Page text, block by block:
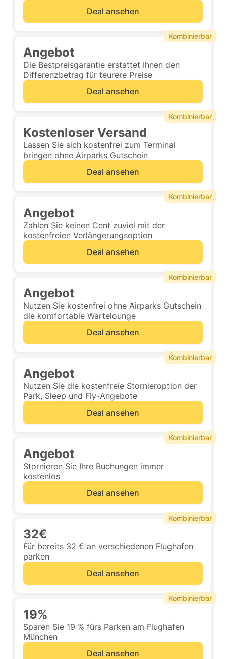
Deal ansehen
Angebot
Die Bestpreisgarantie erstattet Ihnen den
Differenzbetrag für teurere Preise
Deal ansehen
Kombinierbar
Kostenloser Versand
Lassen Sie sich kostenfrei zum Terminal
bringen ohne Airparks Gutschein
Deal ansehen
Kombinierbar
Angebot
Zahlen Sie keinen Cent zuviel mit der
kostenfreien Verlängerungsoption
Deal ansehen
Kombinierbar
Angebot
Nutzen Sie kostenfrei ohne Airparks Gutschein
die komfortable Wartelounge
Deal ansehen
Kombinierbar
Angebot
Nutzen Sie die kostenfreie Stornieroption der
Park, Sleep und Fly-Angebote
Deal ansehen
Kombinierbar
Angebot
Stornieren Sie Ihre Buchungen immer
kostenlos
Deal ansehen
Kombinierbar
32€
Für bereits 32 € an verschiedenen Flughafen
parken
Deal ansehen
Kombinierbar
19%
Sparen Sie 19 % fürs Parken am Flughafen
München
Deal ansehen
Kombinierbar